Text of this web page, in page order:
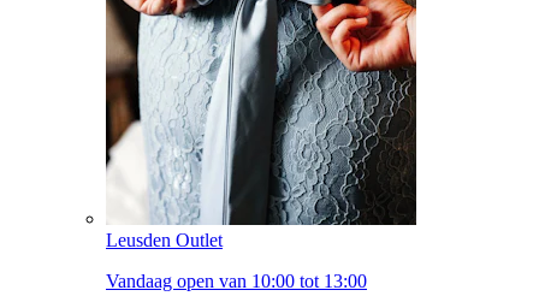
Leusden Outlet
Vandaag open van 10:00 tot 13:00